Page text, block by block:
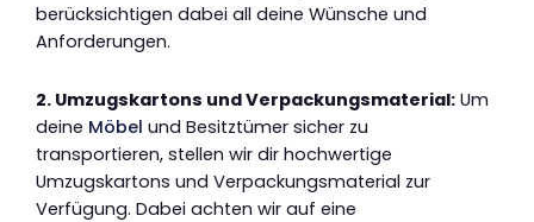
berücksichtigen dabei all deine Wünsche und
Anforderungen.
2. Umzugskartons und Verpackungsmaterial: Um
deine Möbel und Besitztümer sicher zu
transportieren, stellen wir dir hochwertige
Umzugskartons und Verpackungsmaterial zur
Verfügung. Dabei achten wir auf eine